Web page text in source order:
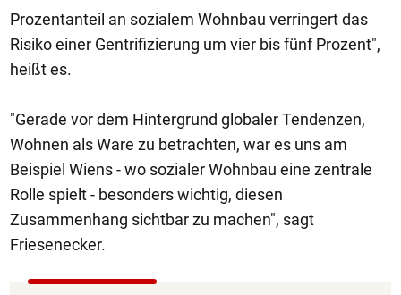
Prozentanteil an sozialem Wohnbau verringert das
Risiko einer Gentrifizierung um vier bis fünf Prozent",
heißt es.
"Gerade vor dem Hintergrund globaler Tendenzen,
Wohnen als Ware zu betrachten, war es uns am
Beispiel Wiens - wo sozialer Wohnbau eine zentrale
Rolle spielt - besonders wichtig, diesen
Zusammenhang sichtbar zu machen", sagt
Friesenecker.